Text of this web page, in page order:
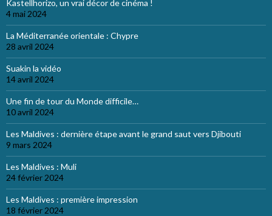
Kastellhorizo, un vrai décor de cinéma !
4 mai 2024
La Méditerranée orientale : Chypre
28 avril 2024
Suakin la vidéo
14 avril 2024
Une fin de tour du Monde difficile…
10 avril 2024
Les Maldives : dernière étape avant le grand saut vers Djibouti
9 mars 2024
Les Maldives : Muli
24 février 2024
Les Maldives : première impression
18 février 2024